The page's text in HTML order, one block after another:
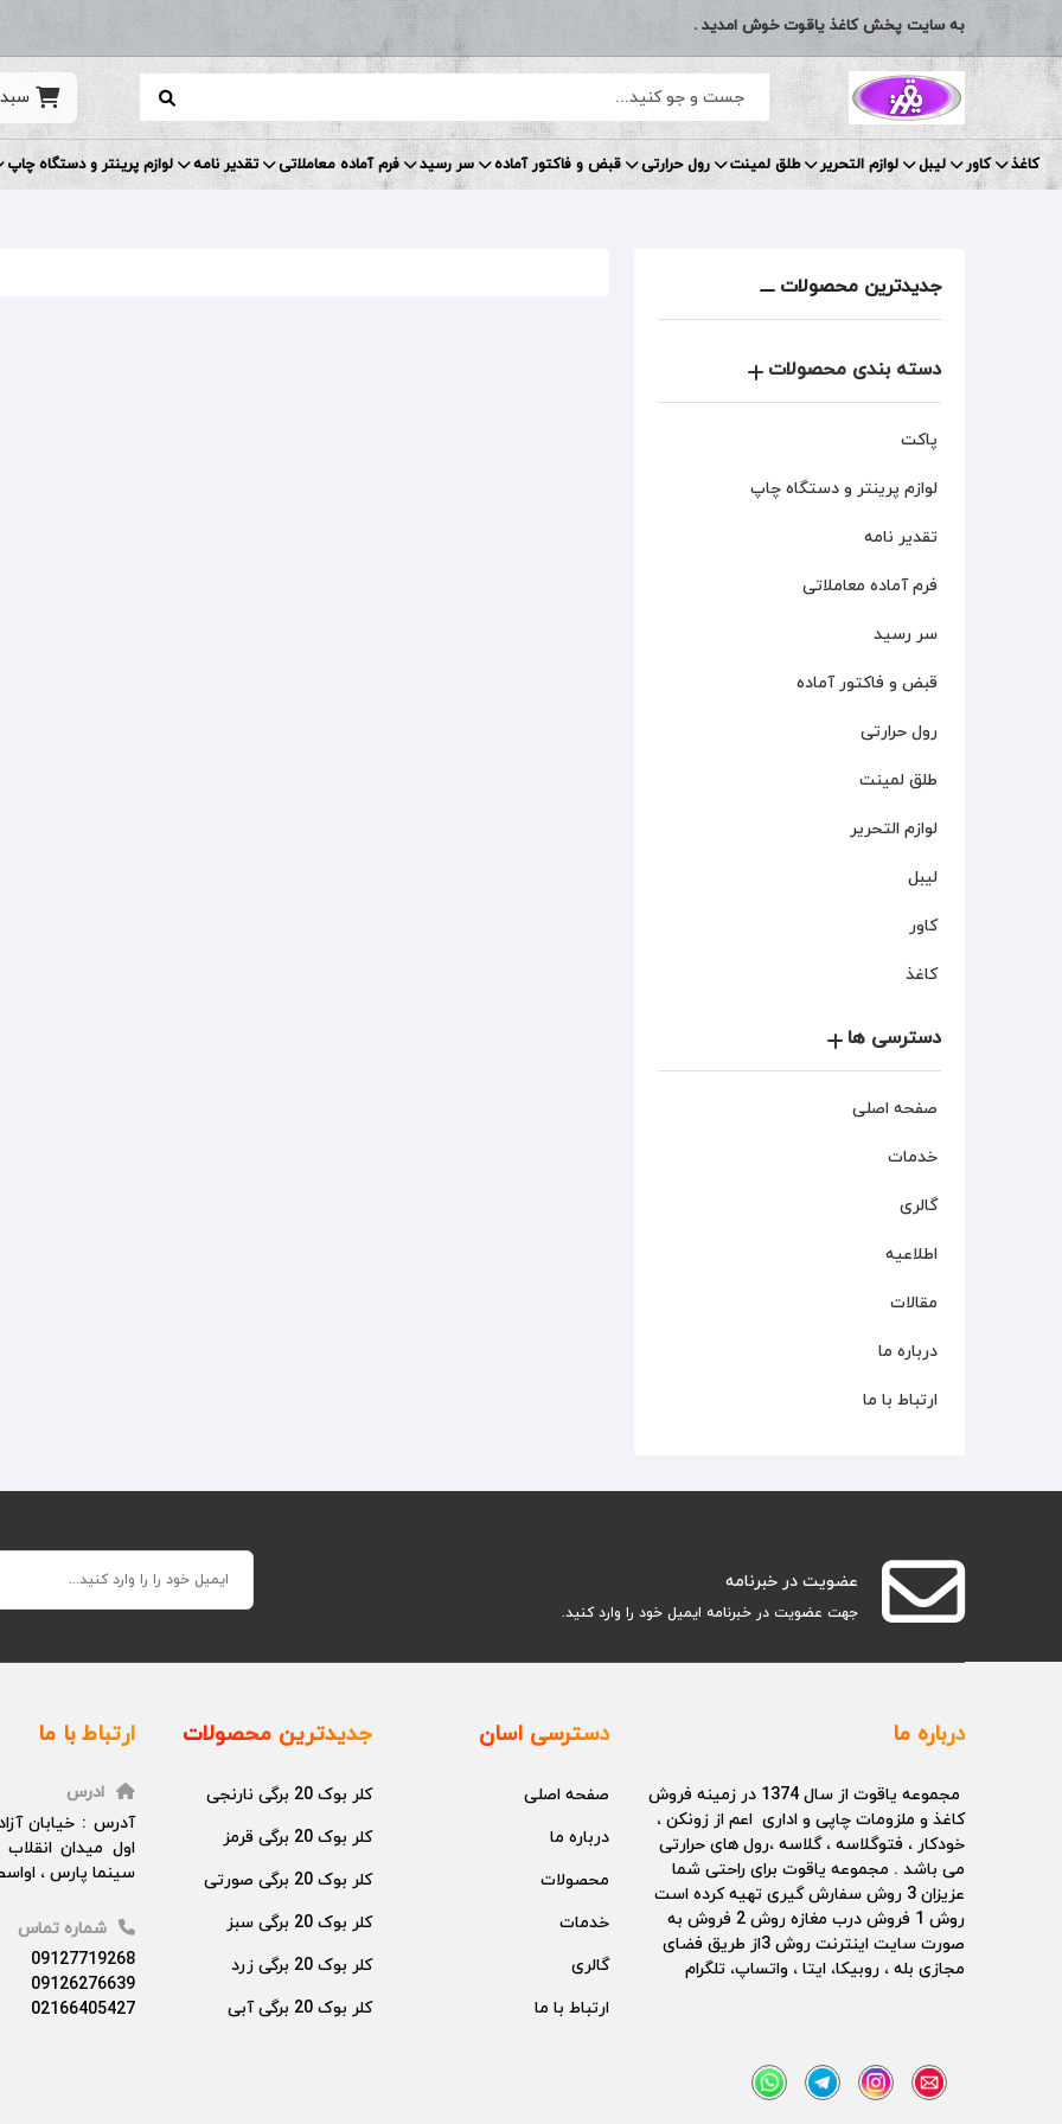
به سایت پخش کاغذ یاقوت خوش امدید .
کاغذ کاور لیبل لوازم التحریر طلق لمینت رول حرارتی قبض و فاکتور آماده سر رسید فرم آماده معاملاتی تقدیر نامه لوازم پرینتر و دستگاه چاپ
جدیدترین محصولات
دسته بندی محصولات
پاکت
لوازم پرینتر و دستگاه چاپ
تقدیر نامه
فرم آماده معاملاتی
سر رسید
قبض و فاکتور آماده
رول حرارتی
طلق لمینت
لوازم التحریر
لیبل
کاور
کاغذ
دسترسی ها
صفحه اصلی
خدمات
گالری
اطلاعیه
مقالات
درباره ما
ارتباط با ما
عضویت در خبرنامه
جهت عضویت در خبرنامه ایمیل خود را وارد کنید.
درباره ما
مجموعه یاقوت از سال 1374 در زمینه فروش
کاغذ و ملزومات چاپی و اداری اعم از زونکن ،
خودکار ، فتوگلاسه ، گلاسه ،رول های حرارتی
می باشد . مجموعه یاقوت برای راحتی شما
عزیزان 3 روش سفارش گیری تهیه کرده است
روش 1 فروش درب مغازه روش 2 فروش به
صورت سایت اینترنت روش 3از طریق فضای
مجازی بله ، روبیکا، ایتا ، واتساپ، تلگرام
دسترسی اسان
صفحه اصلی
درباره ما
محصولات
خدمات
گالری
ارتباط با ما
جدیدترین محصولات
کلر بوک 20 برگی نارنجی
کلر بوک 20 برگی قرمز
کلر بوک 20 برگی صورتی
کلر بوک 20 برگی سبز
کلر بوک 20 برگی زرد
کلر بوک 20 برگی آبی
ارتباط با ما
ادرس
آدرس : خیابان
اول میدان
سینما پارس ،
شماره تماس
09127719268
09126276639
02166405427